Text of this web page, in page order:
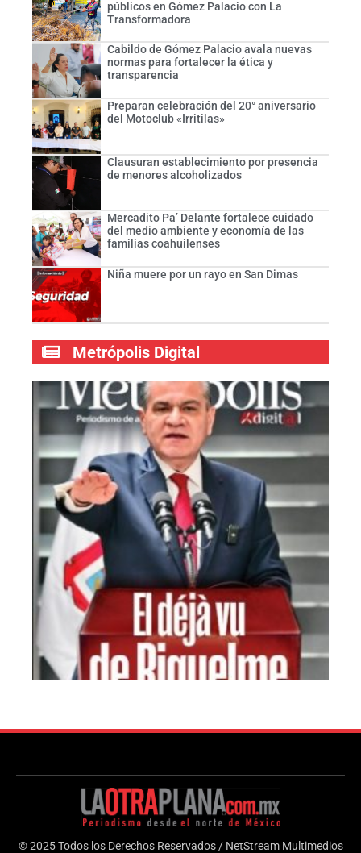
públicos en Gómez Palacio con La
Transformadora
Cabildo de Gómez Palacio avala nuevas
normas para fortalecer la ética y
transparencia
Preparan celebración del 20° aniversario
del Motoclub «Irritilas»
Clausuran establecimiento por presencia
de menores alcoholizados
Mercadito Pa’ Delante fortalece cuidado
del medio ambiente y economía de las
familias coahuilenses
Niña muere por un rayo en San Dimas
Metrópolis Digital
© 2025 Todos los Derechos Reservados / NetStream Multimedios